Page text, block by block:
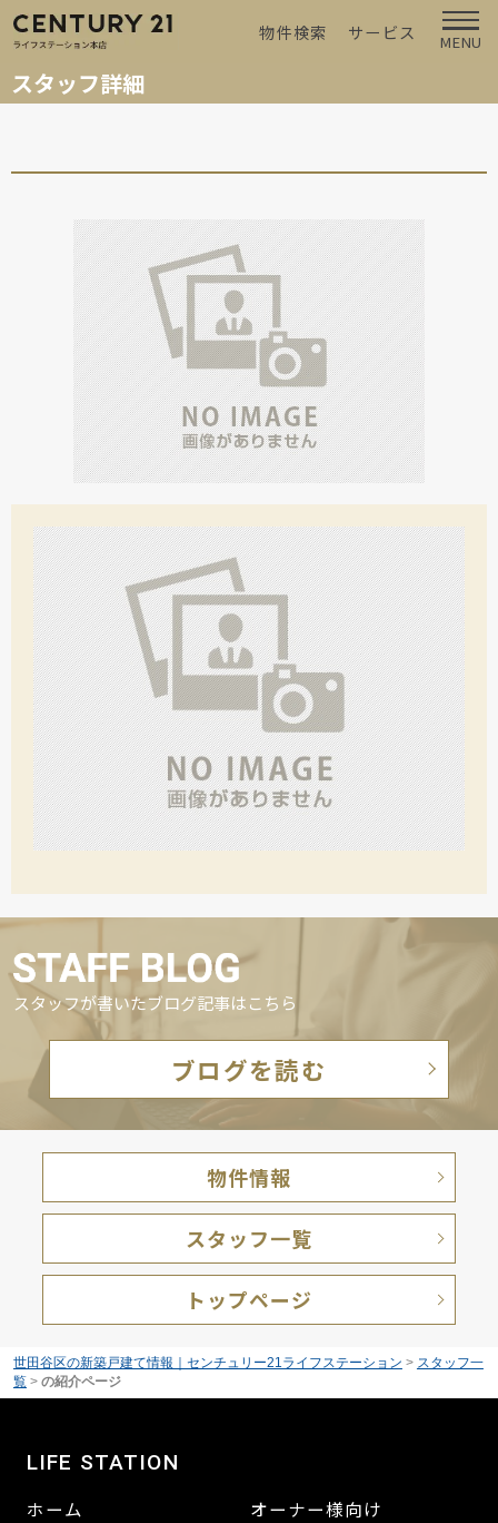
物件検索 サービス MENU
スタッフ詳細
スタッフが書いたブログ記事はこちら
ブログを読む
物件情報
スタッフ一覧
トップページ
世田谷区の新築戸建て情報｜センチュリー21ライフステーション > スタッフ一
覧> の紹介ページ
LIFE STATION
ホーム
オーナー様向け